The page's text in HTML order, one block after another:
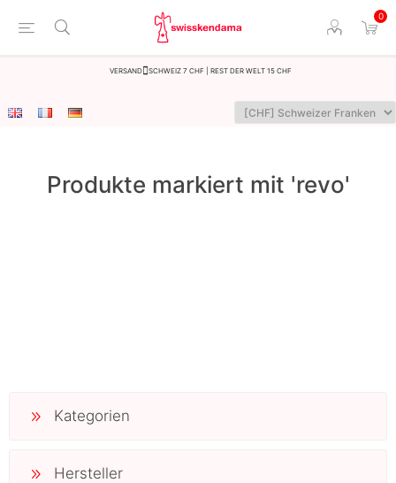
0
Versand Schweiz 7 CHF | Rest der Welt 15 CHF
Produkte markiert mit 'revo'
Kategorien
Hersteller